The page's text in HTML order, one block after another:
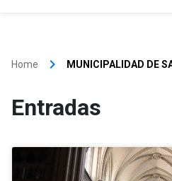
Home keyboard_arrow_right MUNICIPALIDAD DE
Entradas